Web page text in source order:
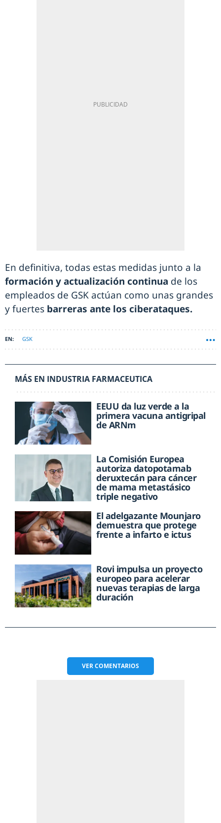
En definitiva, todas estas medidas junto a la
formación y actualización continua de los
empleados de GSK actúan como unas grandes
y fuertes barreras ante los ciberataques.
GSK
MÁS EN INDUSTRIA FARMACEUTICA
EEUU da luz verde a la
primera vacuna antigripal
de ARNm
La Comisión Europea
autoriza datopotamab
deruxtecán para cáncer
de mama metastásico
triple negativo
El adelgazante Mounjaro
demuestra que protege
frente a infarto e ictus
Rovi impulsa un proyecto
europeo para acelerar
nuevas terapias de larga
duración
VERCOMENTARIOS